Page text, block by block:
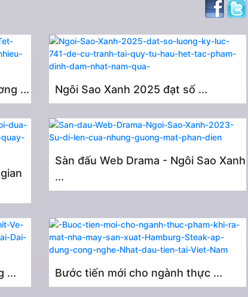
... Ngôi Sao Xanh 2025 đạt số ...
Sàn đấu Web Drama - Ngôi Sao Xanh
...
... Bước tiến mới cho ngành thực ...